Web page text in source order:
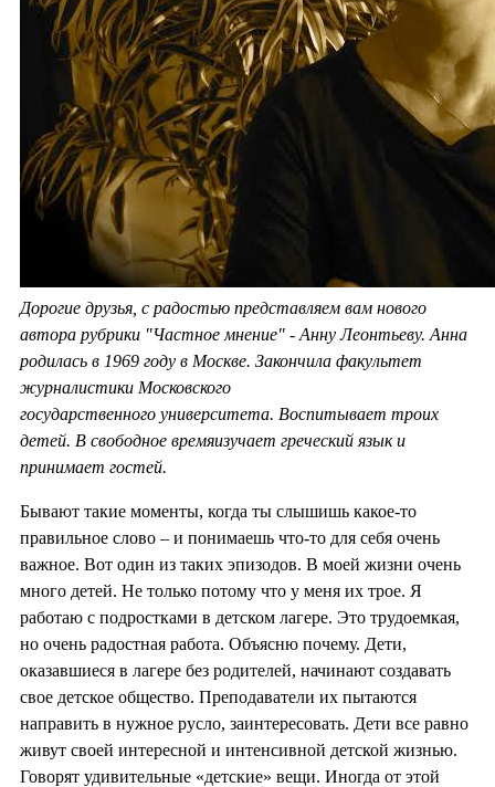
Дорогие друзья, с радостью представляем вам нового
автора рубрики "Частное мнение" - Анну Леонтьеву. Анна
родилась в 1969 году в Москве. Закончила факультет
журналистики Московского
государственного университета. Воспитывает троих
детей. В свободное времяизучает греческий язык и
принимает гостей.
Бывают такие моменты, когда ты слышишь какое-то
правильное слово – и понимаешь что-то для себя очень
важное. Вот один из таких эпизодов. В моей жизни очень
много детей. Не только потому что у меня их трое. Я
работаю с подростками в детском лагере. Это трудоемкая,
но очень радостная работа. Объясню почему. Дети,
оказавшиеся в лагере без родителей, начинают создавать
свое детское общество. Преподаватели их пытаются
направить в нужное русло, заинтересовать. Дети все равно
живут своей интересной и интенсивной детской жизнью.
Говорят удивительные «детские» вещи. Иногда от этой